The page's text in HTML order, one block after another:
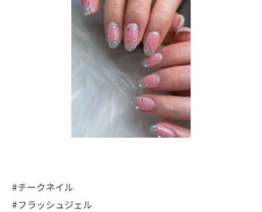
#チークネイル
#フラッシュジェル